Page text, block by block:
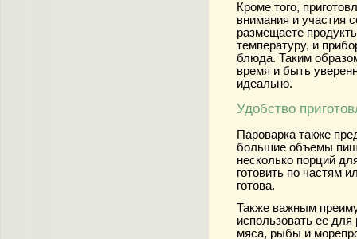
Кроме того,
внимания и участия
размещаете
температуру, и
блюда. Таким
время и быть
идеально.
Удобство
Пароварка также
большие объемы
несколько порций
готовить по частям
готова.
Также важным
использовать ее
мяса, рыбы и